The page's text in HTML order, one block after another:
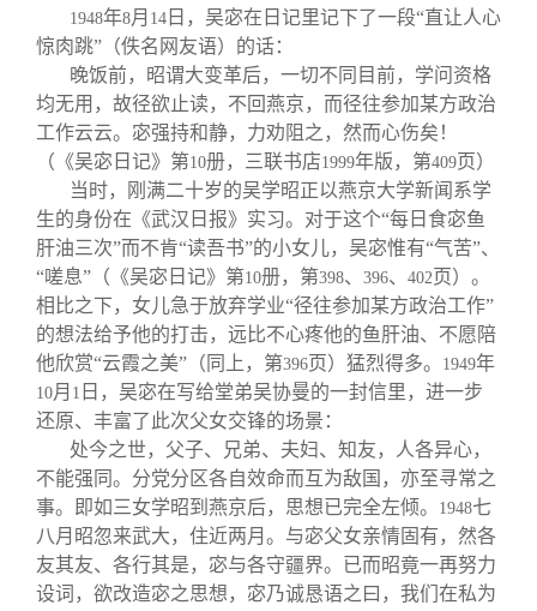
1948年8月 14 日，吴宓在日记里记下了一段“直让人心
惊肉跳”（佚名网友语）的话：
晚饭前，昭谓大变革后，一切不同目前，学问资格
均无用，故径欲止读，不回燕京，而径往参加某方政治
工作云云。宓强持和静，力劝阻之，然而心伤矣！
（《吴宓日记》第10册，三联书店1999年版，第409页）
当时，刚满二十岁的吴学昭正以燕京大学新闻系学
生的身份在《武汉日报》实习。对于这个“每日食宓鱼
肝油三次”而不肯“读吾书”的小女儿，吴宓惟有“气苦”、
“嗟息”（《吴宓日记》第10册，第398、 396、 402 页）。
相比之下，女儿急于放弃学业“径往参加某方政治工作”
的想法给予他的打击，远比不心疼他的鱼肝油、不愿陪
他欣赏“云霞之美”（同上，第396页）猛烈得多。 1949年
10月 1 日，吴宓在写给堂弟吴协曼的一封信里，进一步
还原、丰富了此次父女交锋的场景：
处今之世，父子、兄弟、夫妇、知友，人各异心，
不能强同。分党分区各自效命而互为敌国，亦至寻常之
事。即如三女学昭到燕京后，思想已完全左倾。
1948七
八月昭忽来武大，住近两月。与宓父女亲情固有，然各
友其友、各行其是，宓与各守疆界。已而昭竟一再努力
设词，欲改造宓之思想，宓乃诚恳语之曰，我们在私为